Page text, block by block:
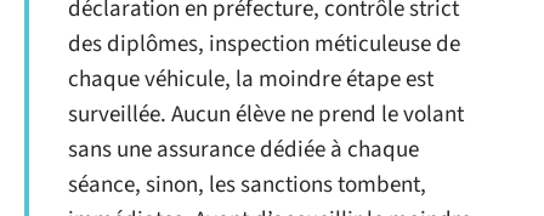
déclaration en préfecture, contrôle strict
des diplômes, inspection méticuleuse de
chaque véhicule, la moindre étape est
surveillée. Aucun élève ne prend le volant
sans une assurance dédiée à chaque
séance, sinon, les sanctions tombent,